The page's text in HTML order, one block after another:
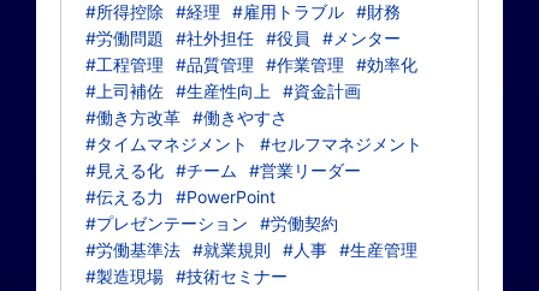
#所得控除
#経理 #雇用トラブル #財務
#労働問題
#社外担任 #役員
#メンター
#工程管理
#品質管理 #作業管理
#効率化
#上司補佐 #生産性向上
#資金計画
#働き方改革 #働きやすさ
#タイムマネジメント
#セルフマネジメント
#見える化 #チーム
#営業リーダー
#伝える力
#PowerPoint
#プレゼンテーション
#労働契約
#労働基準法 #就業規則 #人事 #生産管理
#製造現場 #技術セミナー